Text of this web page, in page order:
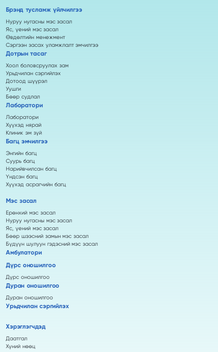
Брэнд тусламж үйлчилгээ
Нуруу нугасны мэс засал
Яс, үений мэс засал
Өвдөлтийн менежмент
Сэргээн засах уламжлалт эмчилгээ
Дотрын тасаг
Хоол боловсруулах зам
Урьдчилан сэргийлэх
Дотоод шүүрэл
Уушги
Бөөр судлал
Лаборатори
Лаборатори
Хүүхэд нярай
Клиник эм зүй
Багц эмчилгээ
Энгийн багц
Суурь багц
Нарийвчилсан багц
Үндсэн багц
Хүүхэд асрагчийн багц
Мэс засал
Ерөнхий мэс засал
Нуруу нугасны мэс засал
Яс, үений мэс засал
Бөөр шээсний замын мэс засал
Бүдүүн шулуун гэдэсний мэс засал
Амбулатори
Дүрс оношилгоо
Дүрс оношилгоо
Дуран оношилгоо
Дуран оношилгоо
Урьдчилан сэргийлэх
Хэрэглэгчдэд
Даатгал
Хүний нөөц